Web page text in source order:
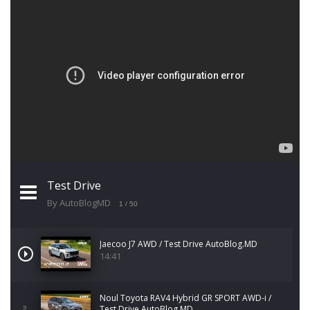
Test Drive
By AutoBlogMD 1 / 50
Jaecoo J7 AWD / Test Drive AutoBlog.MD
14:41
2
Noul Toyota RAV4 Hybrid GR SPORT AWD-i /